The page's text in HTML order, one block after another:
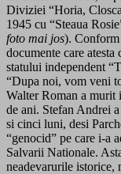
Diviziei “Horia,
1945 cu “Steaua
foto mai jos). Conform
documente care
statului independent
“Dupa noi, vom veni
Walter Roman a murit
de ani. Stefan Andrei
si cinci luni, desi
“genocid” pe care i-a
Salvarii Nationale.
neadevarurile istorice,